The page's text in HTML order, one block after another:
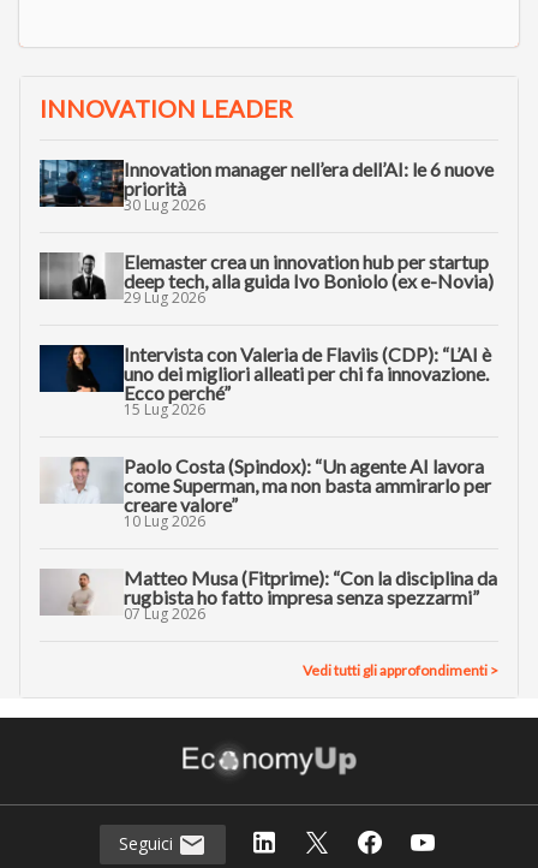
INNOVATION LEADER
Innovation manager nell’era dell’AI: le 6 nuove
priorità
30 Lug 2026
Elemaster crea un innovation hub per startup
deep tech, alla guida Ivo Boniolo (ex e-Novia)
29 Lug 2026
Intervista con Valeria de Flaviis (CDP): “L’AI è
uno dei migliori alleati per chi fa innovazione.
Ecco perché”
15 Lug 2026
Paolo Costa (Spindox): “Un agente AI lavora
come Superman, ma non basta ammirarlo per
creare valore”
10 Lug 2026
Matteo Musa (Fitprime): “Con la disciplina da
rugbista ho fatto impresa senza spezzarmi”
07 Lug 2026
Vedi tutti gli approfondimenti >
Seguici